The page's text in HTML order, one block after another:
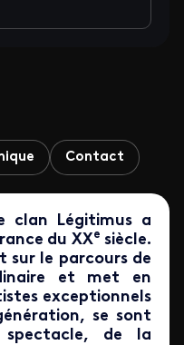
sur Facebook
française' sur X
famille française' sur LinkedIn
Contact
clan Légitimus a
du XXe siècle.
sur le parcours de
et met en
exceptionnels
se sont
de la